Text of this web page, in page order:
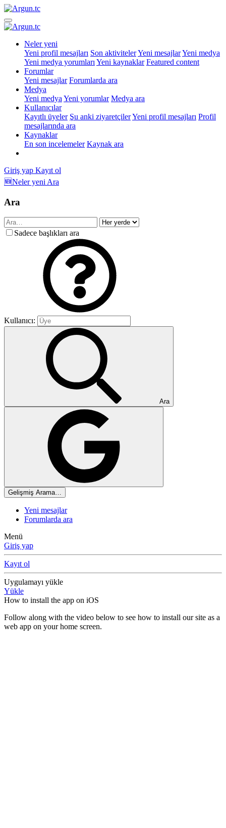
Neler yeni
Yeni profil mesajları Son aktivitelerYeni mesajlarYeni medya
Yeni medya yorumları Yeni kaynaklar Featured content
Forumlar
Yeni mesajlar Forumlarda ara
Medya
Yeni medya Yeni yorumlar Medya ara
Kullanıcılar
Kayıtlı üyeler Şu anki ziyaretçilerYeni profil mesajları Profil
mesajlarında ara
Kaynaklar
En son incelemeler Kaynak ara
Giriş yap Kayıt ol
🆕Neler yeni Ara
Ara
Sadece başlıkları ara
Kullanıcı:
Ara
Gelişmiş Arama…
Yeni mesajlar
Forumlarda ara
Menü
Giriş yap
Kayıt ol
Uygulamayı yükle
Yükle
How to install the app on iOS
Follow along with the video below to see how to install our site as a
web app on your home screen.